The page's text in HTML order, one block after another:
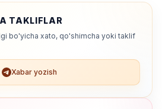
TAKLIFLAR
bo'yicha xato, qo'shimcha yoki taklif
Xabar yozish